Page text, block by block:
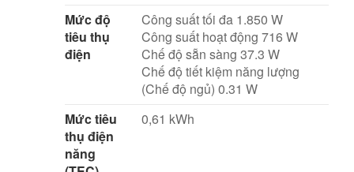
Mức độ
tiêu thụ
điện
Công suất tối đa 1.850 W
Công suất hoạt động 716 W
Chế độ sẵn sàng 37.3 W
Chế độ tiết kiệm năng lượng
(Chế độ ngủ) 0.31 W
Mức tiêu
thụ điện
năng
0,61 kWh